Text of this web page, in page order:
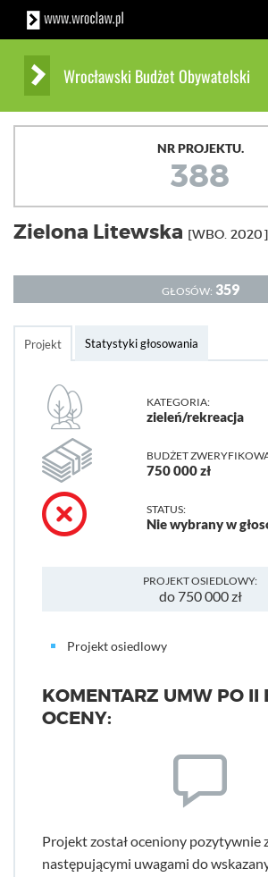
Wrocławski Budżet Obywatelski
NR PROJEKTU.
388
Zielona Litewska [WBO. 2020]
GŁOSÓW: 359
Projekt Statystyki głosowania
KATEGORIA:
zieleń/rekreacja
BUDŻET
750 000 zł
STATUS:
Nie wybrany w
PROJEKT OSIEDLOWY:
do 750 000 zł
Projekt osiedlowy
KOMENTARZ UMW PO II
OCENY:
Projekt został oceniony pozytywnie
następującymi uwagami do